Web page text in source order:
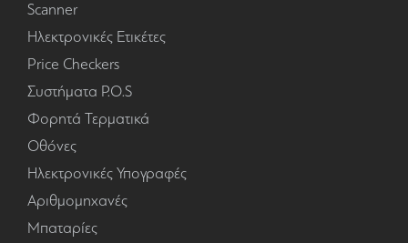
Scanner
Ηλεκτρονικές Ετικέτες
Price Checkers
Συστήματα P.O.S
Φορητά Τερματικά
Οθόνες
Ηλεκτρονικές Υπογραφές
Αριθμομηχανές
Μπαταρίες